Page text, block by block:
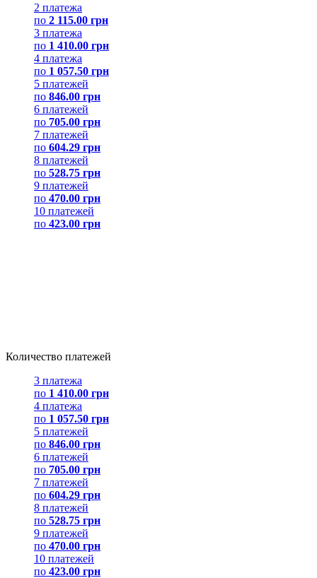
2 платежа
по 2 115.00 грн
3 платежа
по 1 410.00 грн
4 платежа
по 1 057.50 грн
5 платежей
по 846.00 грн
6 платежей
по 705.00 грн
7 платежей
по 604.29 грн
8 платежей
по 528.75 грн
9 платежей
по 470.00 грн
10 платежей
по 423.00 грн
Количество платежей
3 платежа
по 1 410.00 грн
4 платежа
по 1 057.50 грн
5 платежей
по 846.00 грн
6 платежей
по 705.00 грн
7 платежей
по 604.29 грн
8 платежей
по 528.75 грн
9 платежей
по 470.00 грн
10 платежей
по 423.00 грн